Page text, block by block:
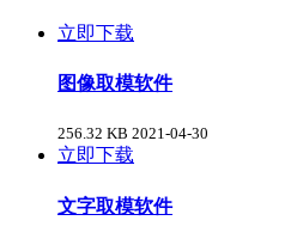
立即下载
图像取模软件
256.32 KB 2021-04-30
立即下载
文字取模软件